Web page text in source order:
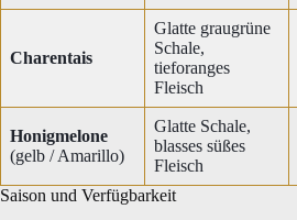
Charentais
Glatte graugrüne
Schale,
tieforanges
Fleisch
Honigmelone
(gelb / Amarillo)
Glatte Schale,
blasses süßes
Fleisch
Saison und Verfügbarkeit